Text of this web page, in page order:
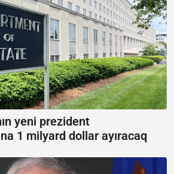
yeni prezident
1 milyard dollar ayıracaq